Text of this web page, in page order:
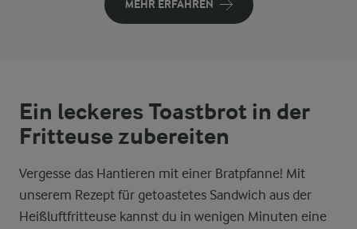
MEHR ERFAHREN
Ein leckeres Toastbrot in der
Fritteuse zubereiten
Vergesse das Hantieren mit einer Bratpfanne! Mit
unserem Rezept für getoastetes Sandwich aus der
Heißluftfritteuse kannst du in wenigen Minuten eine